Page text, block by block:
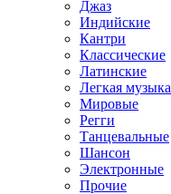
Джаз
Индийские
Кантри
Классические
Латинские
Легкая музыка
Мировые
Регги
Танцевальные
Шансон
Электронные
Прочие